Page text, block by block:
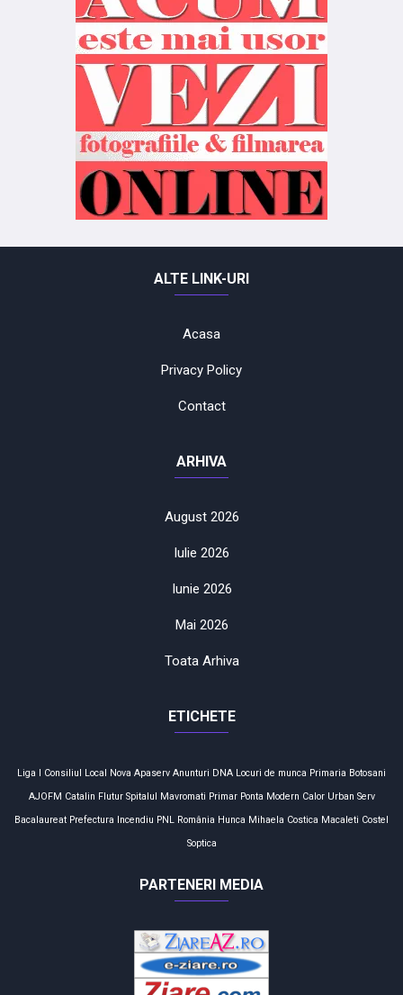
ALTE LINK-URI
Acasa
Privacy Policy
Contact
ARHIVA
August 2026
Iulie 2026
Iunie 2026
Mai 2026
Toata Arhiva
ETICHETE
Liga I Consiliul Local Nova Apaserv Anunturi DNA Locuri de munca Primaria Botosani
AJOFM Catalin Flutur Spitalul Mavromati Primar Ponta Modern Calor Urban Serv
Bacalaureat Prefectura Incendiu PNL România Hunca Mihaela Costica Macaleti Costel
Soptica
PARTENERI MEDIA